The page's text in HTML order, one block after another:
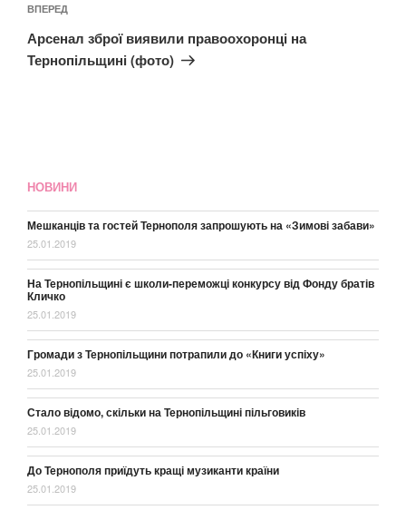
Наступний
запис
ВПЕРЕД
Арсенал зброї виявили правоохоронці на
Тернопільщині (фото)
НОВИНИ
Мешканців та гостей Тернополя запрошують на «Зимові забави»
25.01.2019
На Тернопільщині є школи-переможці конкурсу від Фонду братів
Кличко
25.01.2019
Громади з Тернопільщини потрапили до «Книги успіху»
25.01.2019
Стало відомо, скільки на Тернопільщині пільговиків
25.01.2019
До Тернополя приїдуть кращі музиканти країни
25.01.2019